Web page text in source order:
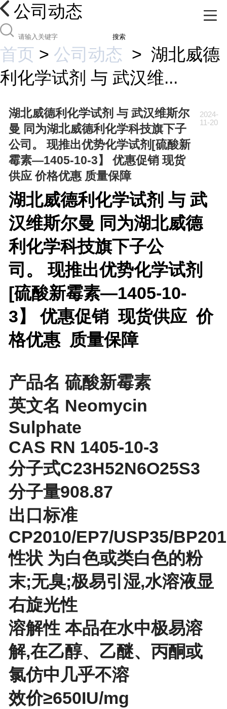
公司动态
搜索
首页 > 公司动态 > 湖北威德
利化学试剂 与 武汉维...
湖北威德利化学试剂 与 武汉维斯尔
曼 同为湖北威德利化学科技旗下子
公司。 现推出优势化学试剂[硫酸新
霉素—1405-10-3】 优惠促销 现货
供应 价格优惠 质量保障
2024-
11-20
湖北威德利化学试剂 与 武
汉维斯尔曼 同为湖北威德
利化学科技旗下子公
司。 现推出优势化学试剂
[硫酸新霉素—1405-10-
3】 优惠促销 现货供应 价
格优惠 质量保障
产品名 硫酸新霉素
英文名 Neomycin
Sulphate
CAS RN 1405-10-3
分子式C23H52N6O25S3
分子量908.87
出口标准
CP2010/EP7/USP35/
性状 为白色或类白色的粉
末;无臭;极易引湿,水溶液显
右旋光性
溶解性 本品在水中极易溶
解,在乙醇、乙醚、丙酮或
氯仿中几乎不溶
效价≥650IU/mg